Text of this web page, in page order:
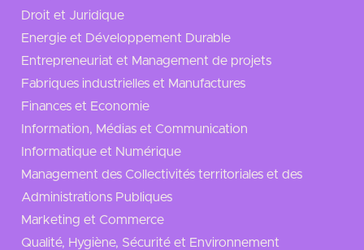
Droit et Juridique
Energie et Développement Durable
Entrepreneuriat et Management de projets
Fabriques industrielles et Manufactures
Finances et Economie
Information, Médias et Communication
Informatique et Numérique
Management des Collectivités territoriales et des
Administrations Publiques
Marketing et Commerce
Qualité, Hygiène, Sécurité et Environnement